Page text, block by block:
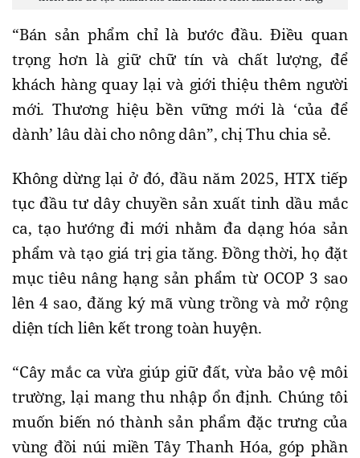
“Bán sản phẩm chỉ là bước đầu. Điều quan
trọng hơn là giữ chữ tín và chất lượng, để
khách hàng quay lại và giới thiệu thêm người
mới. Thương hiệu bền vững mới là ‘của để
dành’ lâu dài cho nông dân”, chị Thu chia sẻ.
Không dừng lại ở đó, đầu năm 2025, HTX tiếp
tục đầu tư dây chuyền sản xuất tinh dầu mắc
ca, tạo hướng đi mới nhằm đa dạng hóa sản
phẩm và tạo giá trị gia tăng. Đồng thời, họ đặt
mục tiêu nâng hạng sản phẩm từ OCOP 3 sao
lên 4 sao, đăng ký mã vùng trồng và mở rộng
diện tích liên kết trong toàn huyện.
“Cây mắc ca vừa giúp giữ đất, vừa bảo vệ môi
trường, lại mang thu nhập ổn định. Chúng tôi
muốn biến nó thành sản phẩm đặc trưng của
vùng đồi núi miền Tây Thanh Hóa, góp phần